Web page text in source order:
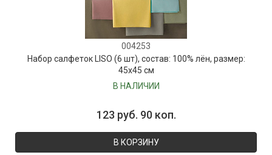
004253
Набор салфеток LISO (6 шт), состав: 100% лён, размер:
45х45 см
В НАЛИЧИИ
123 руб. 90 коп.
В КОРЗИНУ